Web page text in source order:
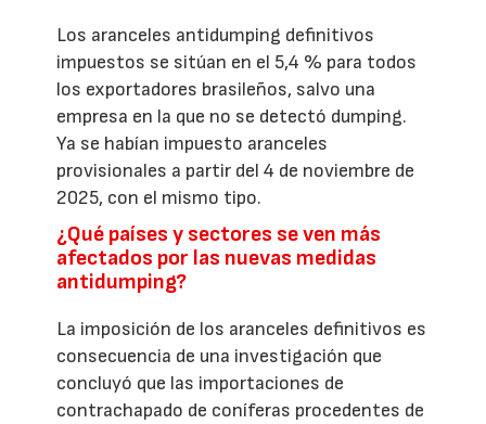
Los aranceles antidumping definitivos
impuestos se sitúan en el 5,4 % para todos
los exportadores brasileños, salvo una
empresa en la que no se detectó dumping.
Ya se habían impuesto aranceles
provisionales a partir del 4 de noviembre de
2025, con el mismo tipo.
¿Qué países y sectores se ven más
afectados por las nuevas medidas
antidumping?
La imposición de los aranceles definitivos es
consecuencia de una investigación que
concluyó que las importaciones de
contrachapado de coníferas procedentes de